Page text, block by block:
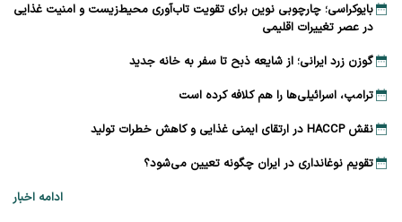
بایوکراسی؛ چارچوبی نوین برای تقویت تاب‌آوری محیط‌زیست و امنیت غذایی
در عصر تغییرات اقلیمی
گوزن زرد ایرانی؛ از شایعه ذبح تا سفر به خانه جدید
ترامپ، اسرائیلی‌ها را هم کلافه کرده است
نقش HACCP در ارتقای ایمنی غذایی و کاهش خطرات تولید
تقویم نوغانداری در ایران چگونه تعیین می‌شود؟
ادامه اخبار